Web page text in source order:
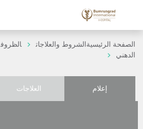
الصفحة الرئيسيةالشروط والعلاجات الظروف
الدهني
إعلام العلاجات